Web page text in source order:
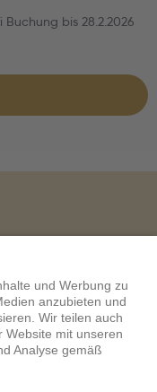
Buchung bis 28.2.2026